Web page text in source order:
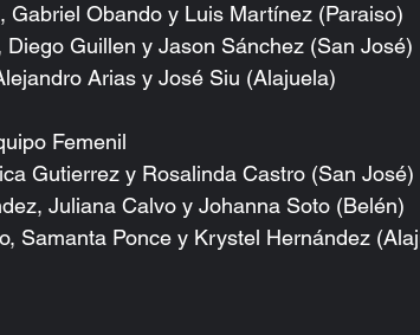
Gabriel Obando y Luis Martínez (Paraiso)
Diego Guillen y Jason Sánchez (San José)
Arias y José Siu (Alajuela)
Femenil
Gutierrez y Rosalinda Castro (San José)
Juliana Calvo y Johanna Soto (Belén)
Samanta Ponce y Krystel Hernández